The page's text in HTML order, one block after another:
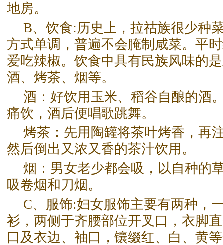
地房。
B、饮食:历史上，拉祜族很少种
方式单调，普遍不会腌制咸菜。平
爱吃辣椒。饮食中具有民族风味的
酒、烤茶、烟等。
酒：好饮用玉米、稻谷自酿的酒
痛饮，酒后便唱歌跳舞。
烤茶：先用陶罐将茶叶烤香，再
然后倒出又浓又香的茶汁饮用。
烟：男女老少都会吸，以自种的
吸卷烟和刀烟。
C、服饰:妇女服饰主要有两种，
衫，两侧于齐腰部位开叉口，衣脚
口及衣边、袖口，镶缀红、白、黄